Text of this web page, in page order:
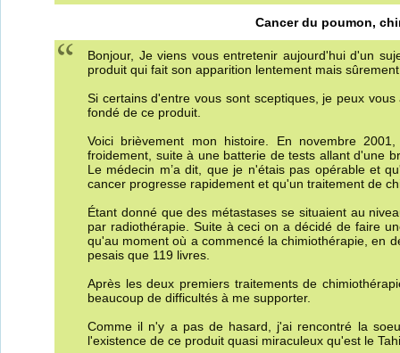
Cancer du poumon,
Bonjour, Je viens vous entretenir aujourd'hui d'un
produit qui fait son apparition lentement mais
Si certains d'entre vous sont sceptiques, je peux
fondé de ce produit.
Voici brièvement mon histoire. En novembre
froidement, suite à une batterie de tests allant d'une
Le médecin m’a dit, que je n'étais pas opérable et
cancer progresse rapidement et qu'un traitement de
Étant donné que des métastases se situaient au
par radiothérapie. Suite à ceci on a décidé de faire
qu'au moment où a commencé la chimiothérapie, en
pesais que 119 livres.
Après les deux premiers traitements de
beaucoup de difficultés à me supporter.
Comme il n'y a pas de hasard, j'ai rencontré la
l'existence de ce produit quasi miraculeux qu'est le